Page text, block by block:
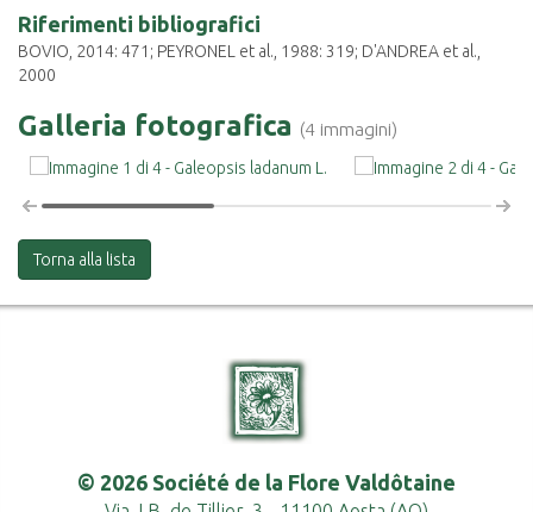
Riferimenti bibliografici
BOVIO, 2014: 471; PEYRONEL et al., 1988: 319; D'ANDREA et al.,
2000
Galleria fotografica (4 immagini)
Torna alla lista
© 2026 Société de la Flore Valdôtaine